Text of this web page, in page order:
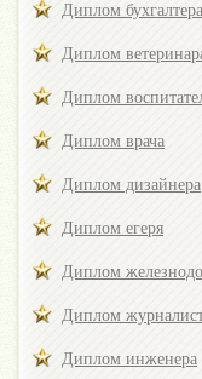
Диплом бухгалтера
Диплом
Диплом
Диплом врача
Диплом дизайнера
Диплом егеря
Диплом
Диплом
Диплом инженера